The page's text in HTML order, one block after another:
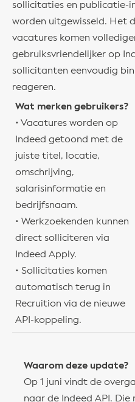
sollicitaties en publicatie-
worden uitgewisseld. Het
vacatures komen
gebruiksvriendelijker op
sollicitanten eenvoudig
reageren.
Wat merken gebruikers?
• Vacatures worden op
Indeed getoond met de
juiste titel, locatie,
omschrijving,
salarisinformatie en
bedrijfsnaam.
• Werkzoekenden kunnen
direct solliciteren via
Indeed Apply.
• Sollicitaties komen
automatisch terug in
Recruition via de nieuwe
API-koppeling.
Waarom deze update?
Op 1 juni vindt de
naar de Indeed API.